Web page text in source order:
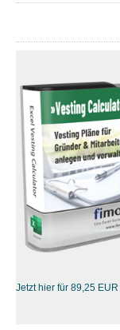
Jetzt hier für 89,25